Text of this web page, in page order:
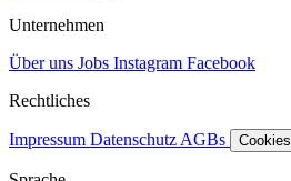
Unternehmen
Über uns Jobs Instagram Facebook
Rechtliches
Impressum Datenschutz AGBs Cookies